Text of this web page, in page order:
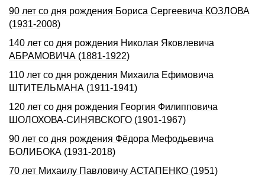
90 лет со дня рождения Бориса Сергеевича КОЗЛОВА
(1931-2008)
140 лет со дня рождения Николая Яковлевича
АБРАМОВИЧА (1881-1922)
110 лет со дня рождения Михаила Ефимовича
ШТИТЕЛЬМАHА (1911-1941)
120 лет со дня рождения Георгия Филипповича
ШОЛОХОВА-СИHЯВСКОГО (1901-1967)
90 лет со дня рождения Фёдора Мефодьевича
БОЛИБОКА (1931-2018)
70 лет Михаилу Павловичу АСТАПЕНКО (1951)